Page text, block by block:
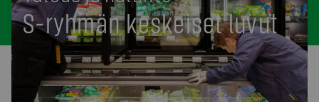
S-ryhmän keskeiset luvut